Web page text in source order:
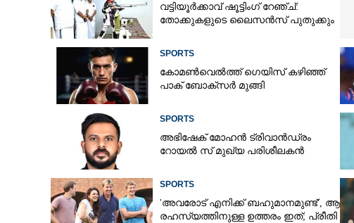
വട്ടിയൂർക്കാവ് ഷൂട്ടിംഗ് റേഞ്ച്:
തോക്കുകളുടെ ലൈസൻസ് പുതുക്കും
SPORTS
കോമൺവെൽത്ത് ഗെയിസ് കഴിഞ്ഞ്
പാക് ബോക്സർ മുങ്ങി
SPORTS
അഭിഷേക് മോഹൻ ട്രിവാൻഡ്രം
റോയൽ സ് മുഖ്യ പരിശീലകൻ
SPORTS
'അവരോട് എനിക്ക് ബഹുമാനമുണ്ട്',​ ആ
രഹസ്യത്തിനുള്ള ഉത്തരം ഇത്; പ്രീതി
ഐസിസിയുടെ പുതിയ ഏകദിന റാങ്കിംഗ്